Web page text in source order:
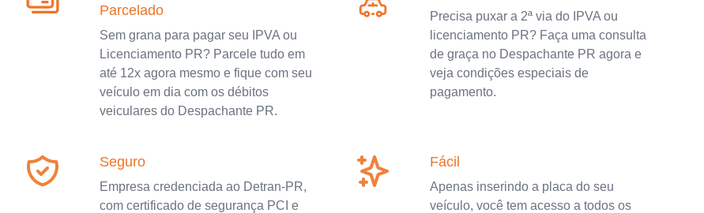
Parcelado
Sem grana para pagar seu IPVA ou
Licenciamento PR? Parcele tudo em
até 12x agora mesmo e fique com seu
veículo em dia com os débitos
veiculares do Despachante PR.
Precisa puxar a 2ª via do IPVA ou
licenciamento PR? Faça uma consulta
de graça no Despachante PR agora e
veja condições especiais de
pagamento.
Seguro
Empresa credenciada ao Detran-PR,
com certificado de segurança PCI e
Fácil
Apenas inserindo a placa do seu
veículo, você tem acesso a todos os